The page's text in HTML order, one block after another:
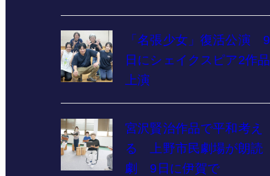
「名張少女」復活公演 9
日にシェイクスピア2作品
上演
宮沢賢治作品で平和考え
る 上野市民劇場が朗読
劇 9日に伊賀で